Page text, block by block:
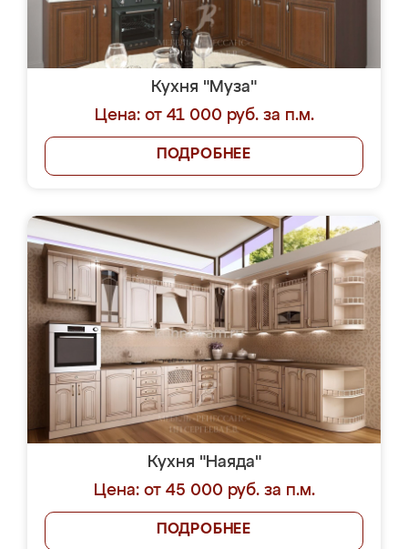
Кухня "Муза"
Цена: от 41 000 руб. за п.м.
ПОДРОБНЕЕ
Кухня "Наяда"
Цена: от 45 000 руб. за п.м.
ПОДРОБНЕЕ